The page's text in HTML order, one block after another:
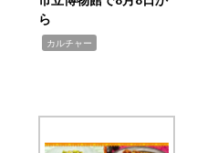
ら
カルチャー